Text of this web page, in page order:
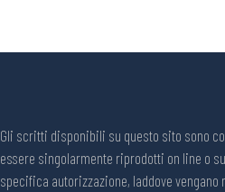
Gli scritti disponibili su questo sito sono
essere singolarmente riprodotti on line o
specifica autorizzazione, laddove